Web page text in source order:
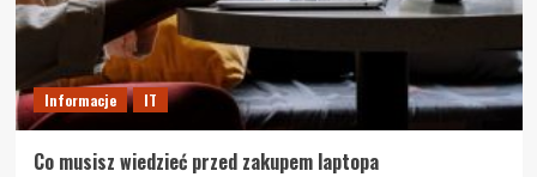
modzie
Informacje IT
Co musisz wiedzieć przed zakupem laptopa